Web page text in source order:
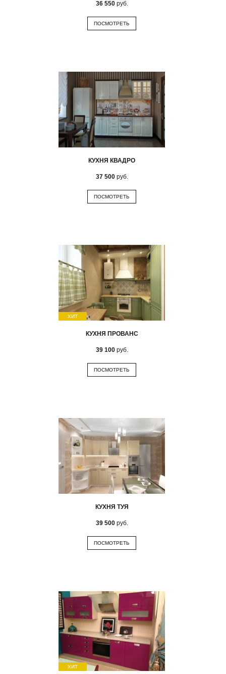
36 550руб.
ПОСМОТРЕТЬ
КУХНЯ КВАДРО
37 500руб.
ПОСМОТРЕТЬ
ХИТ
КУХНЯ ПРОВАНС
39 100руб.
ПОСМОТРЕТЬ
КУХНЯ ТУЯ
39 500руб.
ПОСМОТРЕТЬ
ХИТ